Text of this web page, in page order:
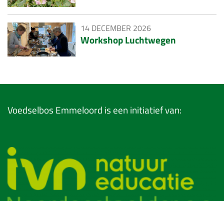
14 DECEMBER 2026
Workshop Luchtwegen
Voedselbos Emmeloord is een initiatief van: